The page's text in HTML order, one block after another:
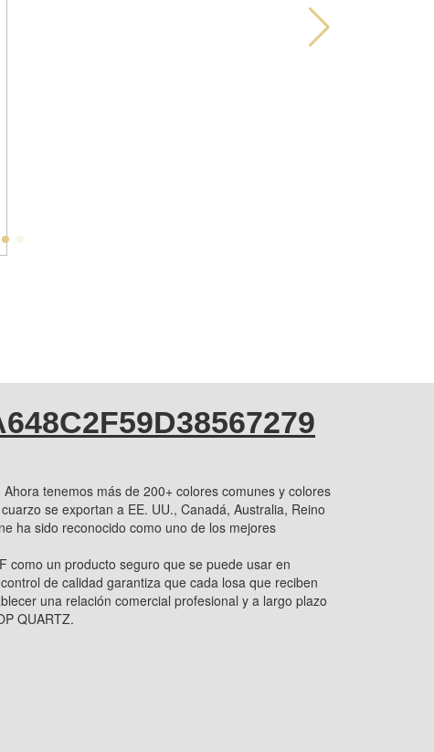
tenemos más de 200+ colores comunes y colores
se exportan a EE. UU., Canadá, Australia, Reino
ha sido reconocido como uno de los mejores
como un producto seguro que se puede usar en
de calidad garantiza que cada losa que reciben
una relación comercial profesional y a largo plazo
QUARTZ.